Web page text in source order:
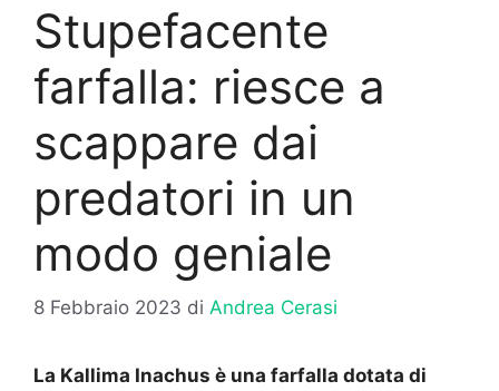
Stupefacente
farfalla: riesce a
scappare dai
predatori in un
modo geniale
8 Febbraio 2023 di Andrea Cerasi
La Kallima Inachus è una farfalla dotata di